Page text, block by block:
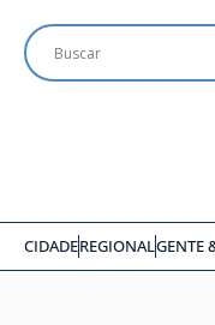
CIDADEREGIONALGENTE